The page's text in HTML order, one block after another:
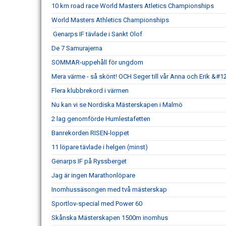
10 km road race World Masters Atletics Championships
World Masters Athletics Championships
Genarps IF tävlade i Sankt Olof
De 7 Samurajerna
SOMMAR-uppehåll för ungdom
Mera värme - så skönt! OCH Seger till vår Anna och Erik
Flera klubbrekord i värmen
Nu kan vi se Nordiska Mästerskapen i Malmö
2 lag genomförde Humlestafetten
Banrekorden RISEN-loppet
11 löpare tävlade i helgen (minst)
Genarps IF på Ryssberget
Jag är ingen Marathonlöpare
Inomhussäsongen med två mästerskap
Sportlov-special med Power 60
Skånska Mästerskapen 1500m inomhus